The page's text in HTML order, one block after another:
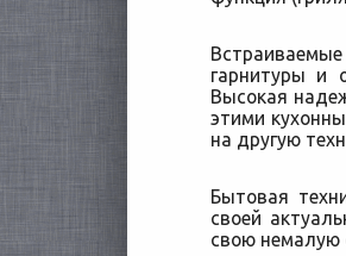
гарнитуры и
Высокая
этими
на другую
Бытовая
своей
свою немалую